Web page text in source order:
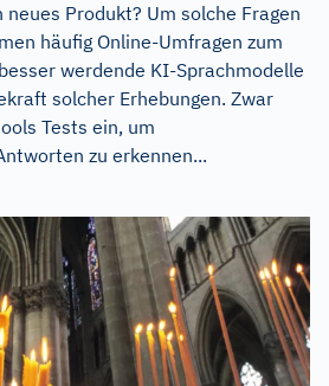
Produkt? Um solche Fragen
häufig Online-Umfragen zum
werdende KI-Sprachmodelle
solcher Erhebungen. Zwar
Tests ein, um
zu erkennen...